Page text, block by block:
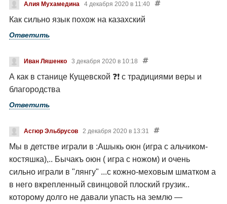
Алия Мухамедина 4 декабря 2020 в 11:40
Как сильно язык похож на казахский
Ответить
Иван Ляшенко 3 декабря 2020 в 10:18
А как в станице Кущевской ❓❗ с традициями веры и
благородства
Ответить
Асгюр Эльбрусов 2 декабря 2020 в 13:31
Мы в детстве играли в :Ашыкь оюн (игра с альчиком-
костяшка),.. Бычакъ оюн ( игра с ножом) и очень
сильно играли в "лянгу" ...с кожно-меховым шматком а
в него вкрепленный свинцовой плоский грузик..
которому долго не давали упасть на землю —